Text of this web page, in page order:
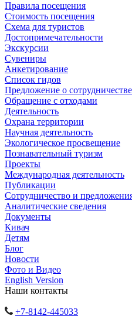
Правила посещения
Стоимость посещения
Схема для туристов
Достопримечательности
Экскурсии
Сувениры
Анкетирование
Список гидов
Предложение о
Обращение с отходами
Деятельность
Охрана территории
Научная деятельность
Экологическое просвещение
Познавательный туризм
Проекты
Международная деятельность
Публикации
Сотрудничество и
Аналитические сведения
Документы
Кивач
Детям
Блог
Новости
Фото и Видео
English Version
Наши контакты
+7-8142-445033